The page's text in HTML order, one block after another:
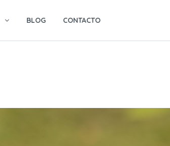
BLOG CONTACTO